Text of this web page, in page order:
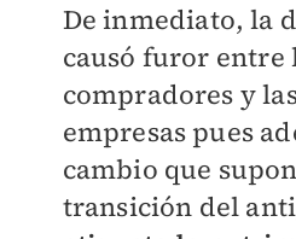
De inmediato, la
causó furor entre
compradores y
empresas pues
cambio que
transición del